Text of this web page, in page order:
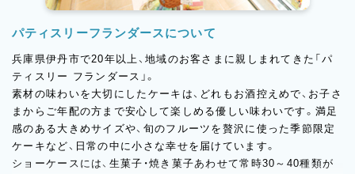
パティスリーフランダースについて
兵庫県伊丹市で20年以上、地域のお客さまに親しまれてきた「パ
ティスリー フランダース」。
素材の味わいを大切にしたケーキは、どれもお酒控えめで、お子さ
まからご年配の方まで安心して楽しめる優しい味わいです。満足
感のある大きめサイズや、旬のフルーツを贅沢に使った季節限定
ケーキなど、日常の中に小さな幸せを届けています。
ショーケースには、生菓子・焼き菓子あわせて常時30～40種類が